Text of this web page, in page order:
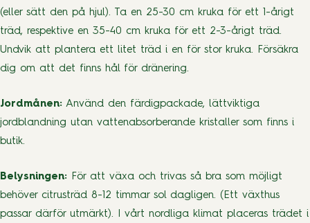
(eller sätt den på hjul). Ta en 25-30 cm kruka för ett 1-årigt
träd, respektive en 35-40 cm kruka för ett 2-3-årigt träd.
Undvik att plantera ett litet träd i en för stor kruka. Försäkra
dig om att det finns hål för dränering.
Jordmånen: Använd den färdigpackade, lättviktiga
jordblandning utan vattenabsorberande kristaller som finns i
butik.
Belysningen: För att växa och trivas så bra som möjligt
behöver citrusträd 8-12 timmar sol dagligen. (Ett växthus
passar därför utmärkt). I vårt nordliga klimat placeras trädet i